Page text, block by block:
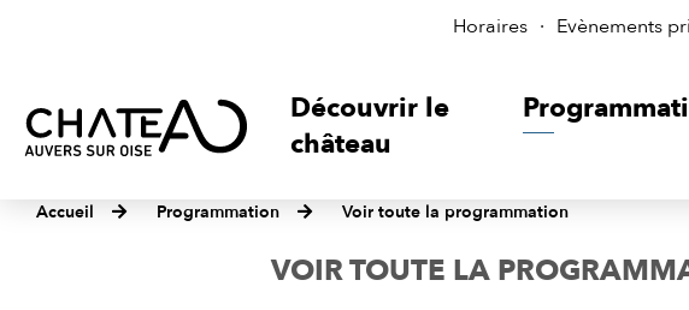
Horaires Evènements
Découvrir le
château
Accueil Programmation Voir toute la programmation
VOIR TOUTE LA